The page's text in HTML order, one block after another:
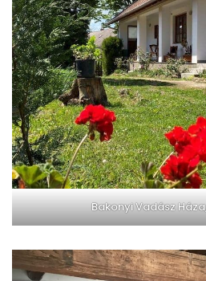
Bakonyi Vadász